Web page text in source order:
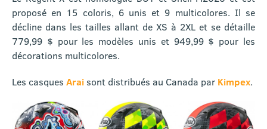
proposé en 15 coloris, 6 unis et 9 multicolores. Il se
décline dans les tailles allant de XS à 2XL et se détaille
779,99 $ pour les modèles unis et 949,99 $ pour les
décorations multicolores.
Les casques Arai sont distribués au Canada par Kimpex.